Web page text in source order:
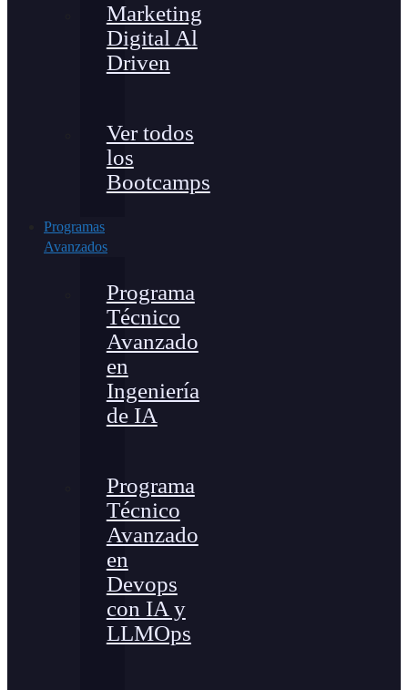
Marketing
Digital Al
Driven
Ver todos
los
Bootcamps
Programas
Avanzados
Programa
Técnico
Avanzado
en
Ingeniería
de IA
Programa
Técnico
Avanzado
en
Devops
con IA y
LLMOps